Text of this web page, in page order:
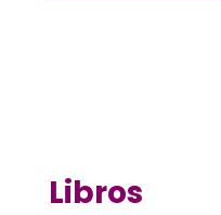
Libros